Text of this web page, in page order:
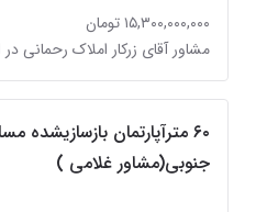
۱۵,۳۰۰,۰۰۰,۰۰۰ تومان
۶۰ مترآپارتمان بازسازیشده
جنوبی(مشاور غلامی )